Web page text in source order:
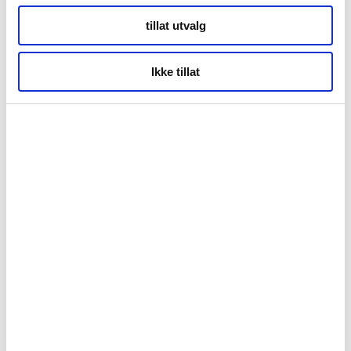
tillat utvalg
Ikke tillat
Markveien 38b